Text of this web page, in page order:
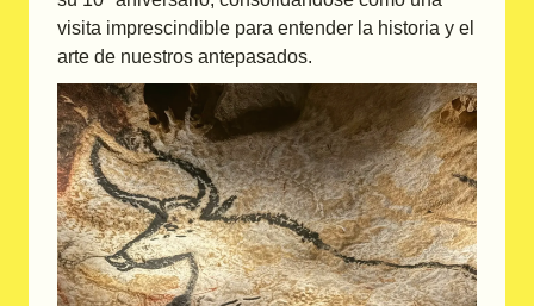
visita imprescindible para entender la historia y el
arte de nuestros antepasados.